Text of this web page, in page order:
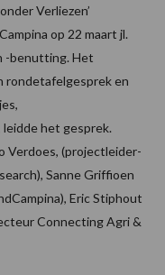
Verliezen’
op 22 maart jl.
-benutting. Het
rondetafelgesprek en
het gesprek.
Verdoes, (projectleider-
Sanne Griffioen
Eric Stiphout
Connecting Agri &